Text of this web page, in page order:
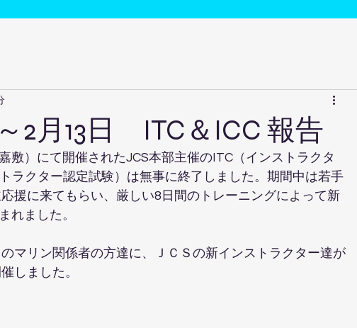
2月13日 ITC＆ICC 報告
敷）にて開催されたJCS本部主催のITC（インストラクタ
ラクター認定試験）は無事に終了しました。期間中は若手
援に来てもらい、厳しい8日間のトレーニングによって新
れました。
マリン関係者の方達に、ＪＣＳの新インストラクター達が
しました。